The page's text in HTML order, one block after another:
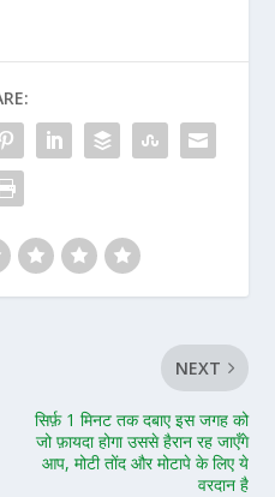
NEXT
सिर्फ़ 1 मिनट तक दबाए इस जगह को
जो फ़ायदा होगा उससे हैरान रह जाएँगे
आप, मोटी तोंद और मोटापे के लिए ये
वरदान है